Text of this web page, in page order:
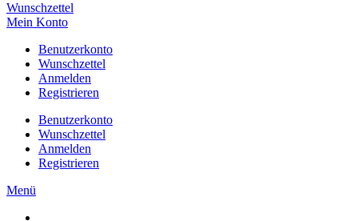
Wunschzettel
Mein Konto
Benutzerkonto
Wunschzettel
Anmelden
Registrieren
Benutzerkonto
Wunschzettel
Anmelden
Registrieren
Menü